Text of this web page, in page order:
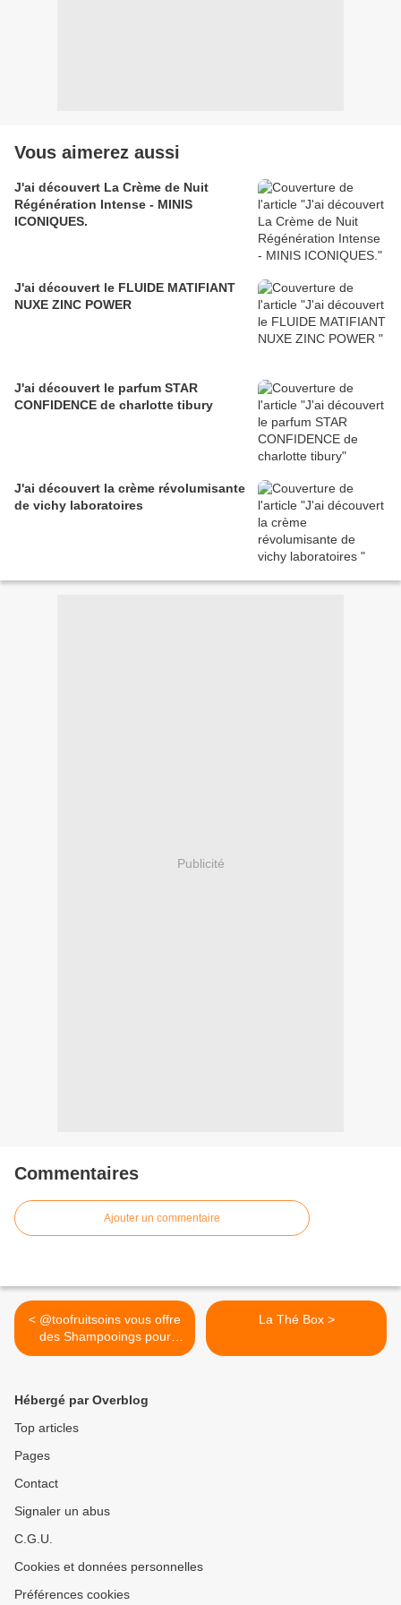
Vous aimerez aussi
J'ai découvert La Crème de Nuit
Régénération Intense - MINIS
ICONIQUES.
J'ai découvert le FLUIDE MATIFIANT
NUXE ZINC POWER
J'ai découvert le parfum STAR
CONFIDENCE de charlotte tibury
J'ai découvert la crème révolumisante
de vichy laboratoires
Publicité
Commentaires
Ajouter un commentaire
< @toofruitsoins vous offre
des Shampooings pour
enfants
La Thé Box >
Hébergé par Overblog
Top articles
Pages
Contact
Signaler un abus
C.G.U.
Cookies et données personnelles
Préférences cookies